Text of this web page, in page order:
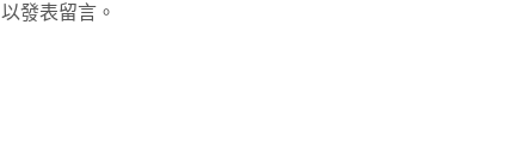
以發表留言。